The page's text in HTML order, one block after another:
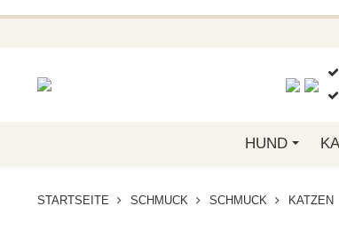
HUND
STARTSEITE SCHMUCK SCHMUCK KATZEN